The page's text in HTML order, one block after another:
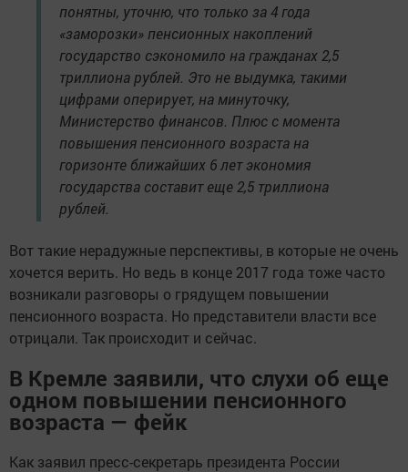
понятны, уточню, что только за 4 года
«заморозки» пенсионных накоплений
государство сэкономило на гражданах 2,5
триллиона рублей. Это не выдумка, такими
цифрами оперирует, на минуточку,
Министерство финансов. Плюс с момента
повышения пенсионного возраста на
горизонте ближайших 6 лет экономия
государства составит еще 2,5 триллиона
рублей.
Вот такие нерадужные перспективы, в которые не очень
хочется верить. Но ведь в конце 2017 года тоже часто
возникали разговоры о грядущем повышении
пенсионного возраста. Но представители власти все
отрицали. Так происходит и сейчас.
В Кремле заявили, что слухи об еще
одном повышении пенсионного
возраста — фейк
Как заявил пресс-секретарь президента России